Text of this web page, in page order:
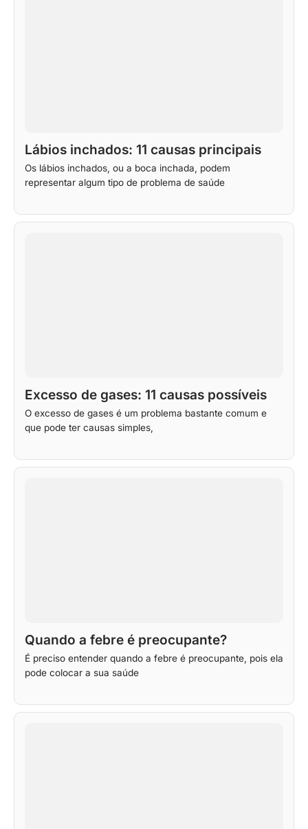
Lábios inchados: 11 causas principais
Os lábios inchados, ou a boca inchada, podem
representar algum tipo de problema de saúde
Excesso de gases: 11 causas possíveis
O excesso de gases é um problema bastante comum e
que pode ter causas simples,
Quando a febre é preocupante?
É preciso entender quando a febre é preocupante, pois ela
pode colocar a sua saúde